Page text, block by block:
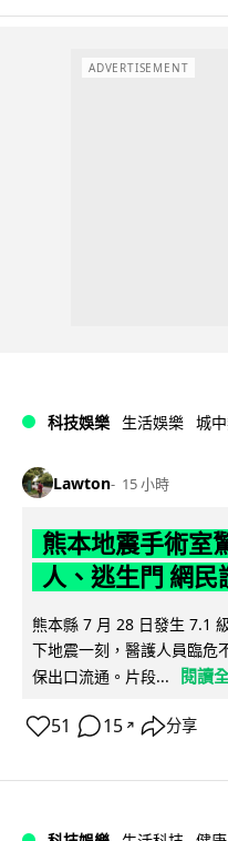
ADVERTISEMENT
科技娛樂 生活娛樂 城
Lawton 15 小時
熊本地震手術室
人、逃生門 網民
熊本縣 7 月 28 日發生 7.1
下地震一刻，醫護人員臨危
保出口流通。片段...
閱讀
51 15 ↗ 分享